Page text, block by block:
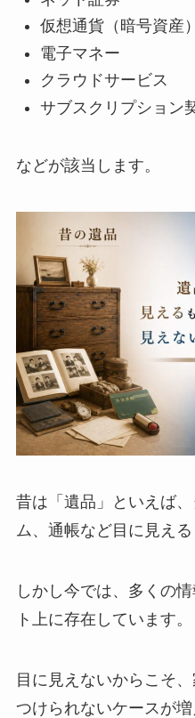
仮想通貨（暗号資産）
電子マネー
クラウドサービス
サブスクリプション
などが該当します。
昔は「遺品」といえば
ム、通帳など目に見える
しかし今では、多くの
ト上に存在しています。
目に見えないからこそ
つけられないケースが増